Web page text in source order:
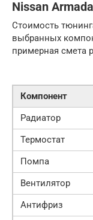
Nissan Armada
Стоимость
выбранных
примерная смета
Компонент
Радиатор
Термостат
Помпа
Вентилятор
Антифриз